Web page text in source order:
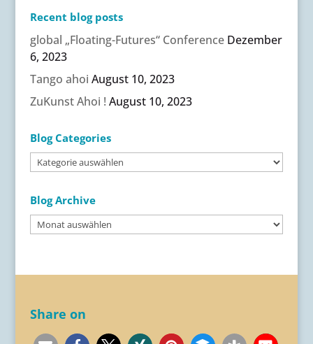
Recent blog posts
global „Floating-Futures“ Conference Dezember
6, 2023
Tango ahoi August 10, 2023
ZuKunst Ahoi ! August 10, 2023
Blog Categories
Blog
Categories
Blog Archive
Blog
Archive
Share on